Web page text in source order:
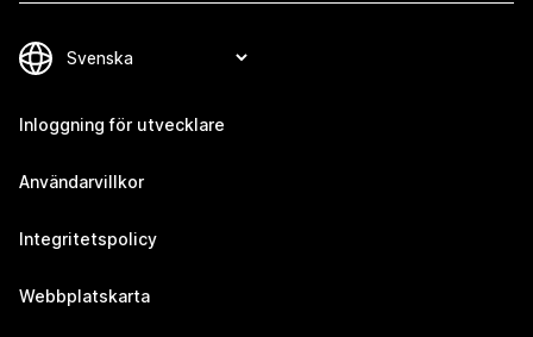
Inloggning för utvecklare
Användarvillkor
Integritetspolicy
Webbplatskarta